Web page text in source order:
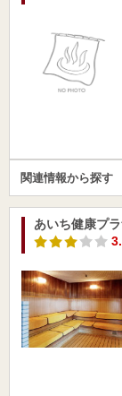
関連情報から探す
あいち健康プ